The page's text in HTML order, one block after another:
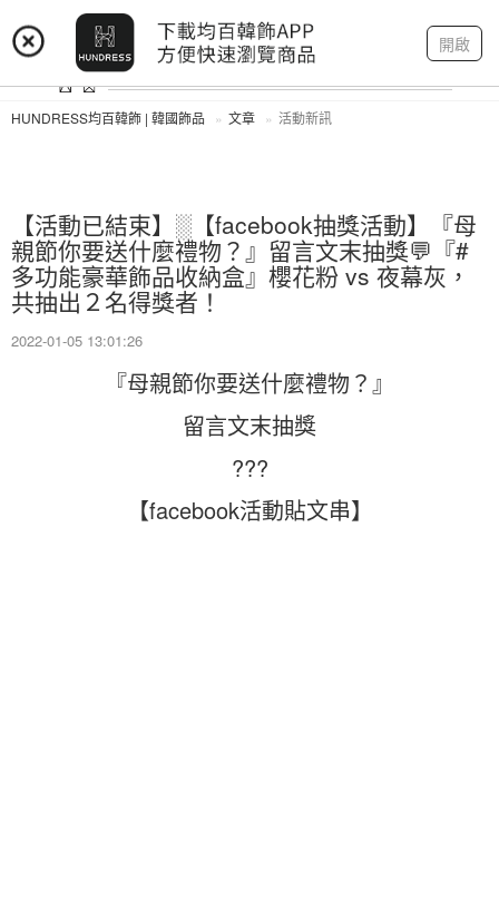
開啟
登入 註冊 我的帳戶
HUNDRESS均百韓飾 | 韓國飾品 文章 活動新訊
【活動已結束】░【facebook抽獎活動】『母
親節你要送什麼禮物？』留言文末抽獎💬『#
多功能豪華飾品收納盒』櫻花粉 vs 夜幕灰，
共抽出２名得獎者！
2022-01-05 13:01:26
『母親節你要送什麼禮物？』
留言文末抽獎
???
【facebook活動貼文串】